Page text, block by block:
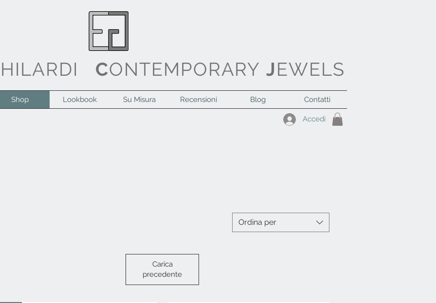
HILARDI CONTEMPORARYJEWELS
Shop Lookbook Su Misura Recensioni Blog Contatti
Accedi
Ordina per
Carica
precedente